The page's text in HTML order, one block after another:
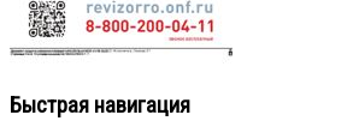
Быстрая навигация